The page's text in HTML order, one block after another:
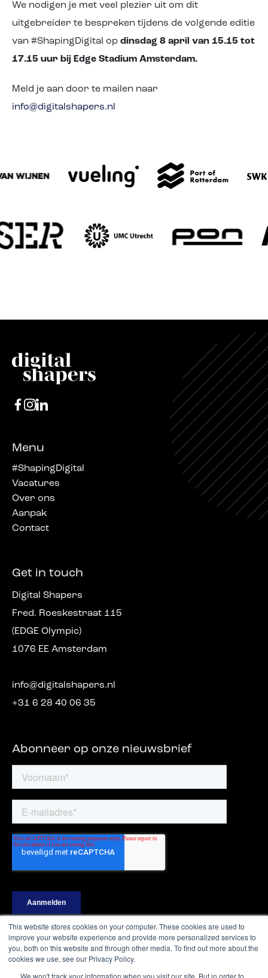
This website stores cookies on your computer. These cookies are used to
improve your website experience and provide more personalized services to
you, both on this website and through other media. To find out more about the
cookies we use, see our Privacy Policy.
We won't track your information when you visit our site. But in order to
We nodigen je met veel plezier uit om dit
uitgebreider te bespreken tijdens de volgende editie
van #ShapingDigital op dinsdag 8 april van 15.15 tot
17.15 uur bij Edge Stadium Amsterdam.
Meld je aan door te mailen naar
info@digitalshapers.nl
Menu
#ShapingDigital
Vacatures
Over ons
Aanpak
Contact
Get in touch
Digital Shapers
Fred. Roeskestraat 115
(EDGE Olympic)
1076 EE Amsterdam
info@digitalshapers.nl
+31 6 28 40 06 35
Abonneer op onze nieuwsbrief
Ⓒ Digital Shapers – Alle rechten voorbehouden